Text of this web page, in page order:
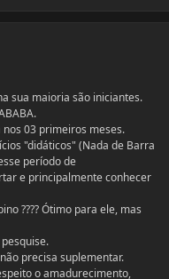
sua maioria são iniciantes.
nos 03 primeiros meses.
"didáticos" (Nada de Barra
período de
e principalmente conhecer
???? Ótimo para ele, mas
precisa suplementar.
o amadurecimento,